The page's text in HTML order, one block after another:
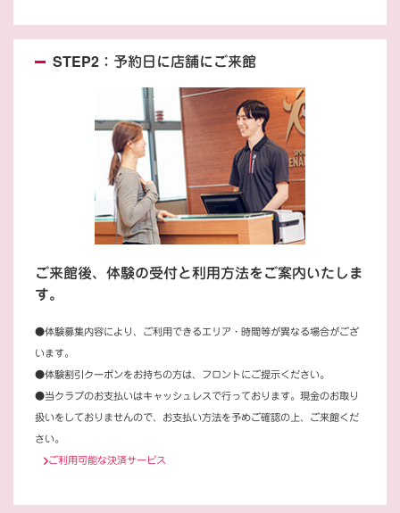
STEP2：予約日に店舗にご来館
ご来館後、体験の受付と利用方法をご案内いたしま
す。
●体験募集内容により、ご利用できるエリア・時間等が異なる場合がござ
います。
●体験割引クーポンをお持ちの方は、フロントにご提示ください。
●当クラブのお支払いはキャッシュレスで行っております。現金のお取り
扱いをしておりませんので、お支払い方法を予めご確認の上、ご来館くだ
さい。
ご利用可能な決済サービス